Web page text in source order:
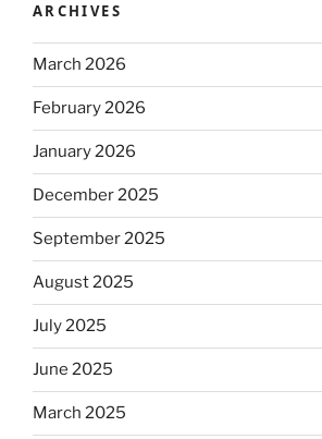
ARCHIVES
March 2026
February 2026
January 2026
December 2025
September 2025
August 2025
July 2025
June 2025
March 2025